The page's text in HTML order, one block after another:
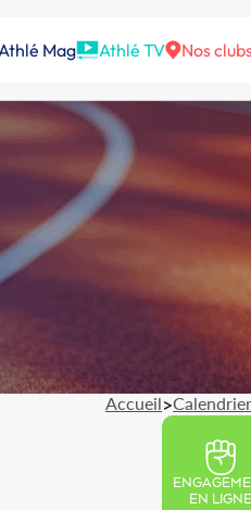
Mag Athlé TV Nos
Accueil>Calendrier
EN LIGNE